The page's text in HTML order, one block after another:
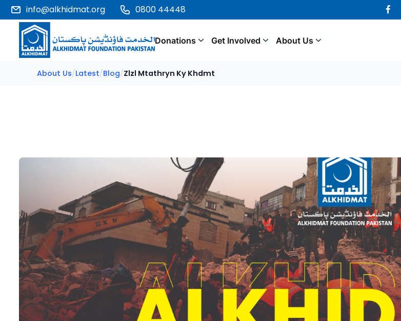
info@alkhidmat.org 0800 44448
Donations Get Involved About Us
About Us/Latest/Blog/Zlzl Mtathryn Ky Khdmt